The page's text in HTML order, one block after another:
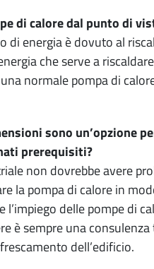
di calore dal punto di
di energia è dovuto al
che serve a
normale pompa di
sono un’opzione
prerequisiti?
non dovrebbe avere
la pompa di calore in
delle pompe di
è sempre una
dell’edificio.